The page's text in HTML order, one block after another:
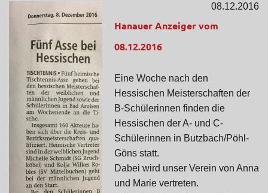
08.12.2016
Hanauer Anzeiger vom
08.12.2016
Eine Woche nach den
Hessischen Meisterschaften der
B-Schülerinnen finden die
Hessischen der A- und C-
Schülerinnen in Butzbach/Pöhl-
Göns statt.
Dabei wird unser Verein von Anna
und Marie vertreten.